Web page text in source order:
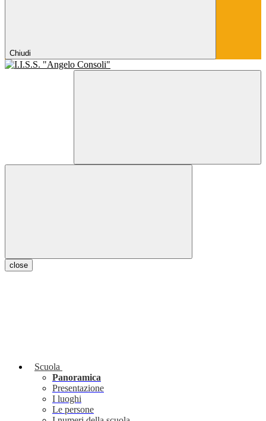
Chiudi
close
Scuola
Panoramica
Presentazione
I luoghi
Le persone